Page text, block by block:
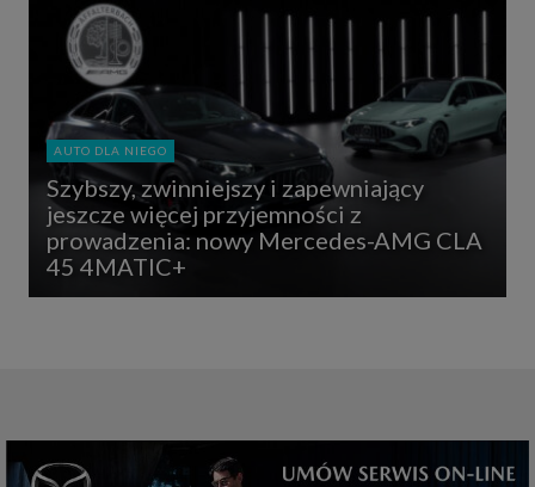
AUTO DLA NIEGO
Szybszy, zwinniejszy i zapewniający
jeszcze więcej przyjemności z
prowadzenia: nowy Mercedes-AMG CLA
45 4MATIC+